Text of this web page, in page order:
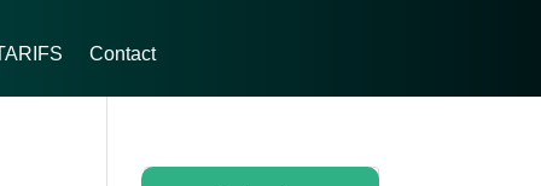
Contact